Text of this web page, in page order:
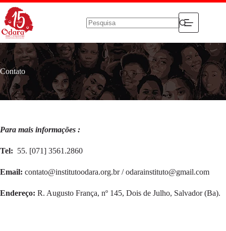
Pular
para
conteúdo
resultados
Contato
Para mais informações :
Tel: 55. [071] 3561.2860
Email: contato@institutoodara.org.br / odarainstituto@gmail.com
Endereço: R. Augusto França, nº 145, Dois de Julho, Salvador (Ba).